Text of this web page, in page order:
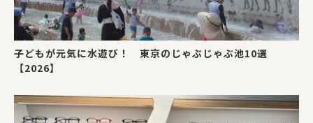
子どもが元気に水遊び！ 東京のじゃぶじゃぶ池10選
【2026】